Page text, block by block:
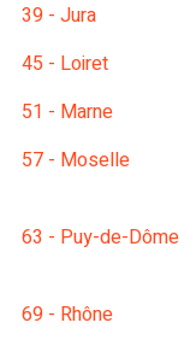
39 - Jura
45 - Loiret
51 - Marne
57 - Moselle
63 - Puy-de-Dôme
69 - Rhône